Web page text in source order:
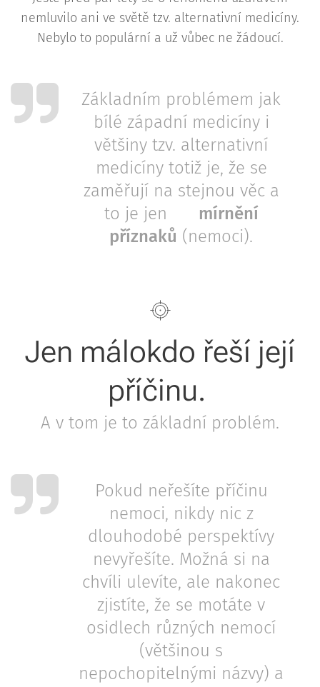
nemluvilo ani ve světě tzv. alternativní medicíny.
Nebylo to populární a už vůbec ne žádoucí.
Základním problémem jak
bílé západní medicíny i
většiny tzv. alternativní
medicíny totiž je, že se
zaměřují na stejnou věc a
to je jen 👉 mírnění
příznaků (nemoci).
Jen málokdo řeší její
příčinu.
A v tom je to základní problém.
Pokud neřešíte příčinu
nemoci, nikdy nic z
dlouhodobé perspektívy
nevyřešíte. Možná si na
chvíli ulevíte, ale nakonec
zjistíte, že se motáte v
osidlech různých nemocí
(většinou s
nepochopitelnými názvy) a